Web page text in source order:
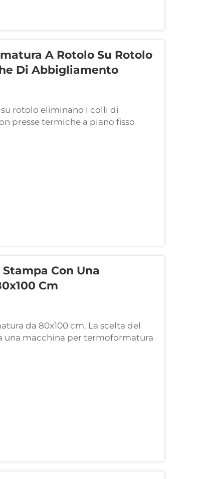
A Rotolo Su Rotolo
Di Abbigliamento
rotolo eliminano i colli di
presse termiche a piano fisso
Ogni capo deve essere
raffreddato e scaricato prima
Con Una
Cm
da 80x100 cm. La scelta del
una macchina per termoformatura
duraturi. Le grandi dimensioni
una distribuzione uniforme